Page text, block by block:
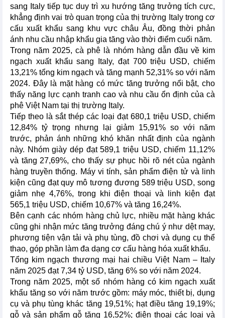
sang Italy tiếp tục duy trì xu hướng tăng trưởng tích cực,
khẳng định vai trò quan trọng của thị trường Italy trong cơ
cấu xuất khẩu sang khu vực châu Âu, đồng thời phản
ánh nhu cầu nhập khẩu gia tăng vào thời điểm cuối năm.
Trong năm 2025, cà phê là nhóm hàng dẫn đầu về kim
ngạch xuất khẩu sang Italy, đạt 700 triệu USD, chiếm
13,21% tổng kim ngạch và tăng mạnh 52,31% so với năm
2024. Đây là mặt hàng có mức tăng trưởng nổi bật, cho
thấy năng lực cạnh tranh cao và nhu cầu ổn định của cà
phê Việt Nam tại thị trường Italy.
Tiếp theo là sắt thép các loại đạt 680,1 triệu USD, chiếm
12,84% tỷ trọng nhưng lại giảm 15,91% so với năm
trước, phản ánh những khó khăn nhất định của ngành
này. Nhóm giày dép đạt 589,1 triệu USD, chiếm 11,12%
và tăng 27,69%, cho thấy sự phục hồi rõ nét của ngành
hàng truyền thống. Máy vi tính, sản phẩm điện tử và linh
kiện cũng đạt quy mô tương đương 589 triệu USD, song
giảm nhẹ 4,76%, trong khi điện thoại và linh kiện đạt
565,1 triệu USD, chiếm 10,67% và tăng 16,24%.
Bên cạnh các nhóm hàng chủ lực, nhiều mặt hàng khác
cũng ghi nhận mức tăng trưởng đáng chú ý như dệt may,
phương tiện vận tải và phụ tùng, đồ chơi và dụng cụ thể
thao, góp phần làm đa dạng cơ cấu hàng hóa xuất khẩu.
Tổng kim ngạch thương mại hai chiều Việt Nam – Italy
năm 2025 đạt 7,34 tỷ USD, tăng 6% so với năm 2024.
Trong năm 2025, một số nhóm hàng có kim ngạch xuất
khẩu tăng so với năm trước gồm: máy móc, thiết bị, dụng
cụ và phụ tùng khác tăng 19,51%; hạt điều tăng 19,19%;
gỗ và sản phẩm gỗ tăng 16,52%; điện thoại các loại và